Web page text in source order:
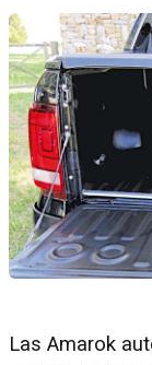
Las Amarok